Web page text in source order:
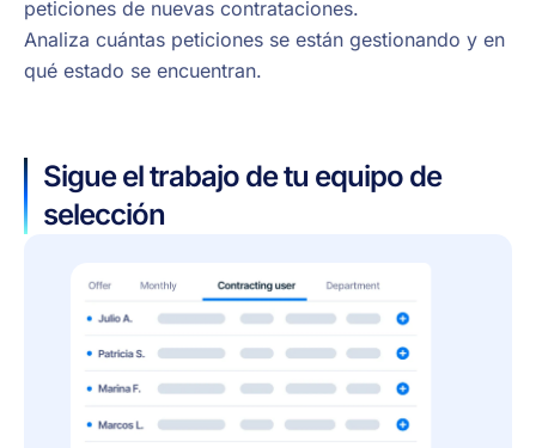
peticiones de nuevas contrataciones.
Analiza cuántas peticiones se están gestionando y en
qué estado se encuentran.
Sigue el trabajo de tu equipo de
selección